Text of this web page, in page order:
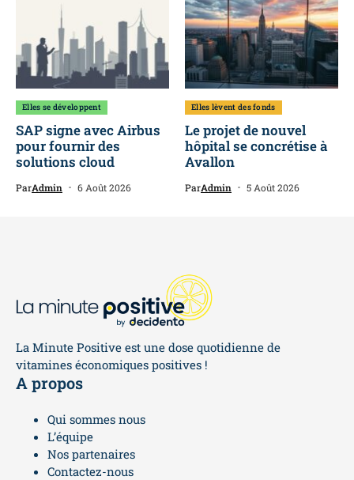
Elles se développent
SAP signe avec Airbus
pour fournir des
solutions cloud
ParAdmin 6 Août 2026
Elles lèvent des fonds
Le projet de nouvel
hôpital se concrétise à
Avallon
ParAdmin 5 Août 2026
La Minute Positive est une dose quotidienne de
vitamines économiques positives !
A propos
Qui sommes nous
L’équipe
Nos partenaires
Contactez-nous